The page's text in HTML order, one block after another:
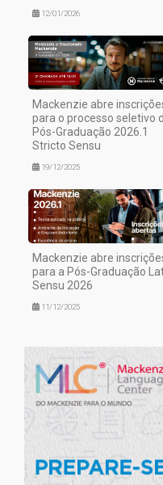
12/01/2026
Mackenzie abre
para o processo seletivo
Pós-Graduação 2026.1
Stricto Sensu
19/12/2025
Mackenzie abre
para a Pós-Graduação
Sensu 2026
11/12/2025